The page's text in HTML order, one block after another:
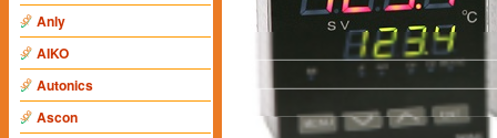
Anly
AIKO
Autonics
Ascon